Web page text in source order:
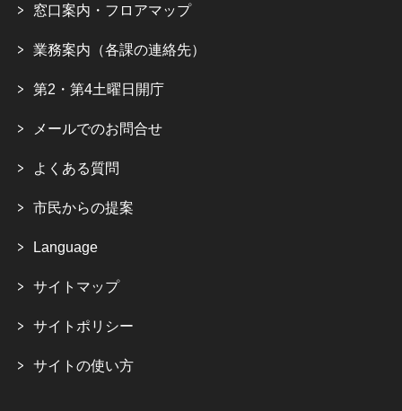
窓口案内・フロアマップ
業務案内（各課の連絡先）
第2・第4土曜日開庁
メールでのお問合せ
よくある質問
市民からの提案
Language
サイトマップ
サイトポリシー
サイトの使い方